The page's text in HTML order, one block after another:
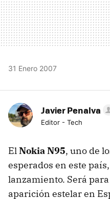
31 Enero 2007
Javier Penalva
Editor - Tech
ElNokia N95, uno de
esperados en este
lanzamiento. Será
aparición estelar en